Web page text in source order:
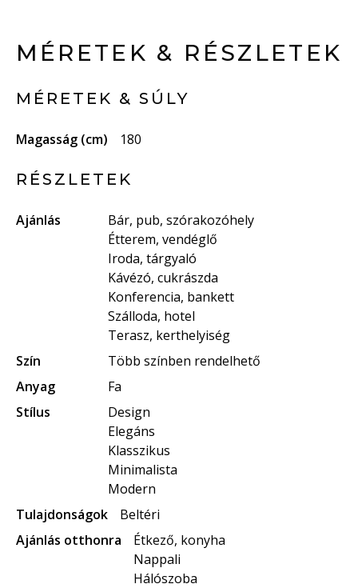
MÉRETEK & RÉSZLETEK
MÉRETEK & SÚLY
Magasság (cm) 180
RÉSZLETEK
Ajánlás
Bár, pub, szórakozóhely
Étterem, vendéglő
Iroda, tárgyaló
Kávézó, cukrászda
Konferencia, bankett
Szálloda, hotel
Terasz, kerthelyiség
Szín
Több színben rendelhető
Anyag
Fa
Stílus
Design
Elegáns
Klasszikus
Minimalista
Modern
Tulajdonságok
Beltéri
Ajánlás otthonra
Étkező, konyha
Nappali
Hálószoba